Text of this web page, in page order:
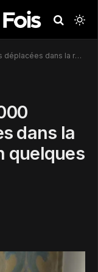
de Kharkiv en quelques jours
dans la
quelques